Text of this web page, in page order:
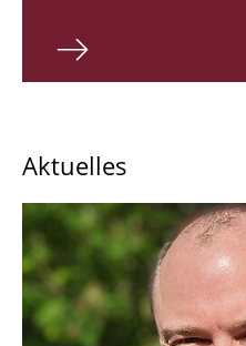
Aktuelles